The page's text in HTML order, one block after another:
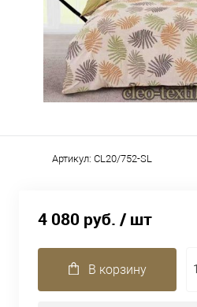
Артикул: CL20/752-SL
4 080 руб. / шт
В корзину